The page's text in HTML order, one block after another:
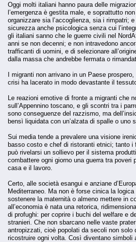
Oggi molti italiani hanno paura delle
l’emergenza è gestita male, e soprattutto
organizzare sia l’accoglienza, sia i rimpatri;
sicurezza anche psicologica senza cui
gli italiani sanno che le guerre civili nel
anni se non decenni; e non intravedono
trafficanti di uomini, e di selezionare
dalla massa che andrebbe fermata o
I migranti non arrivano in un Paese
crisi ha lacerato in modo devastante il
Le reazioni emotive di fronte a migranti che
sull’Appennino toscano, e gli scontri tra i
sono conseguenze del razzismo, ma
bensì liquidata con un’alzata di spalle o uno
Sui media tende a prevalere una visione
basso costo e chef di ristoranti etnici; tanto i
può rivelarsi un sollievo per il sistema
combattere ogni giorno una guerra tra
casa e il lavoro.
Certo, alle società esangui e anziane
Mediterraneo. Ma non è forse cinica la
sostenere la maternità o almeno mettere in
all’economia è nata una retorica,
di profughi: per coprire i buchi del welfare e
stranieri. Che non sbarcano nelle vaste
antropizzati, cioè popolati da secoli non solo
ricostruire ogni volta. Così diventano simboli